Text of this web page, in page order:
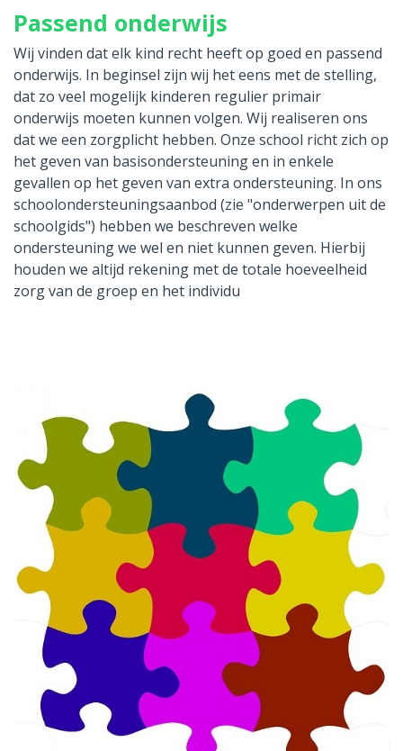
Passend onderwijs
Wij vinden dat elk kind recht heeft op goed en passend
onderwijs. In beginsel zijn wij het eens met de stelling,
dat zo veel mogelijk kinderen regulier primair
onderwijs moeten kunnen volgen. Wij realiseren ons
dat we een zorgplicht hebben. Onze school richt zich op
het geven van basisondersteuning en in enkele
gevallen op het geven van extra ondersteuning. In ons
schoolondersteuningsaanbod (zie "onderwerpen uit de
schoolgids") hebben we beschreven welke
ondersteuning we wel en niet kunnen geven. Hierbij
houden we altijd rekening met de totale hoeveelheid
zorg van de groep en het individu